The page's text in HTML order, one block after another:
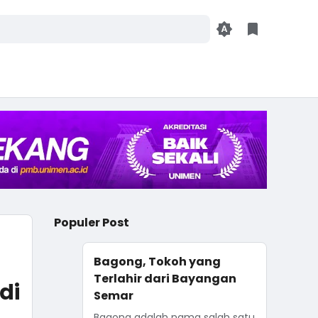
Populer Post
Bagong, Tokoh yang
Terlahir dari Bayangan
Semar